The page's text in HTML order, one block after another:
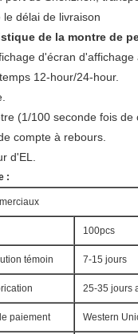
le délai de livraison
de la montre de
d'écran
12-hour/24-hour.
(1/100 seconde fois de
compte à rebours.
d'EL.
:
100pcs
témoin 7-15 jours
25-35 jours
paiement Western